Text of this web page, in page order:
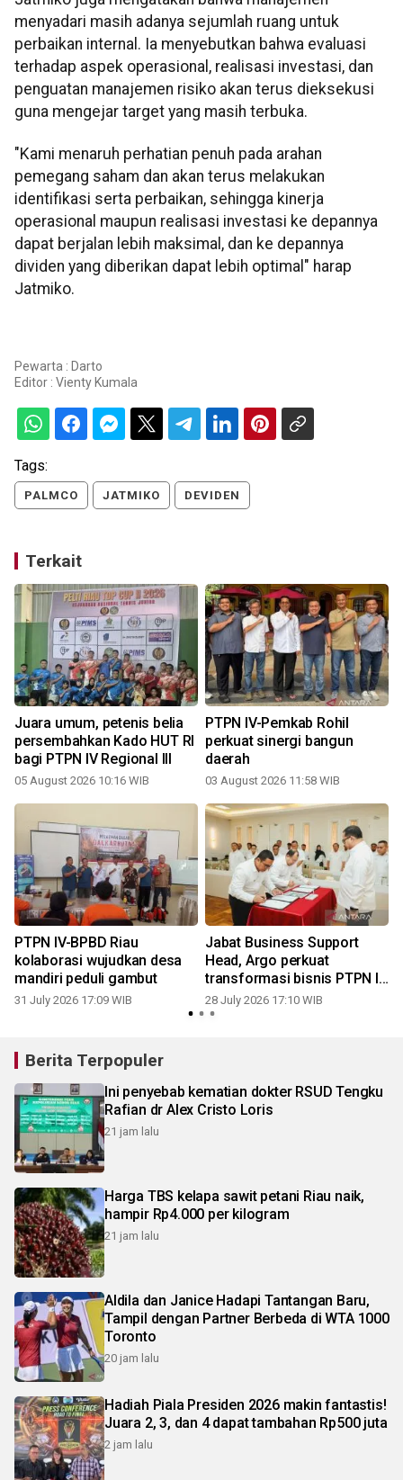
menyadari masih adanya sejumlah ruang untuk
perbaikan internal. Ia menyebutkan bahwa evaluasi
terhadap aspek operasional, realisasi investasi, dan
penguatan manajemen risiko akan terus dieksekusi
guna mengejar target yang masih terbuka.
"Kami menaruh perhatian penuh pada arahan
pemegang saham dan akan terus melakukan
identifikasi serta perbaikan, sehingga kinerja
operasional maupun realisasi investasi ke depannya
dapat berjalan lebih maksimal, dan ke depannya
dividen yang diberikan dapat lebih optimal" harap
Jatmiko.
Pewarta : Darto
Editor : Vienty Kumala
Tags:
PALMCO JATMIKO DEVIDEN
Terkait
Juara umum, petenis belia
persembahkan Kado HUT RI
bagi PTPN IV Regional III
05 August 2026 10:16 WIB
PTPN IV-Pemkab Rohil
perkuat sinergi bangun
daerah
03 August 2026 11:58 WIB
PTPN IV-BPBD Riau
kolaborasi wujudkan desa
mandiri peduli gambut
31 July 2026 17:09 WIB
Jabat Business Support
Head, Argo perkuat
transformasi bisnis PTPN IV
Regional III
28 July 2026 17:10 WIB
Berita Terpopuler
Ini penyebab kematian dokter RSUD Tengku
Rafian dr Alex Cristo Loris
21 jam lalu
Harga TBS kelapa sawit petani Riau naik,
hampir Rp4.000 per kilogram
21 jam lalu
Aldila dan Janice Hadapi Tantangan Baru,
Tampil dengan Partner Berbeda di WTA 1000
Toronto
20 jam lalu
Hadiah Piala Presiden 2026 makin fantastis!
Juara 2, 3, dan 4 dapat tambahan Rp500 juta
2 jam lalu